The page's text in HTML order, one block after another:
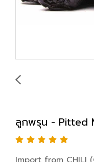
ลูกพรุน - Pitted